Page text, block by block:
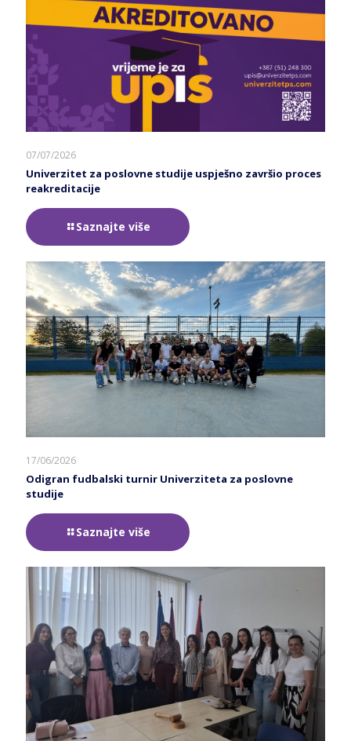
07/07/2026
Univerzitet za poslovne studije uspješno završio proces
reakreditacije
Saznajte više
17/06/2026
Odigran fudbalski turnir Univerziteta za poslovne
studije
Saznajte više